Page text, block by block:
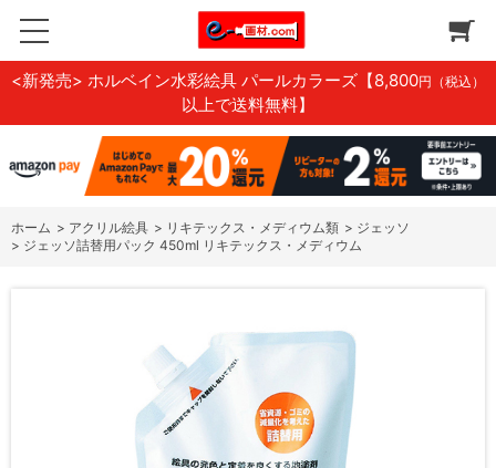
<新発売> ホルベイン水彩絵具 パールカラーズ 【8,800円（税込）
以上で送料無料】
ホーム > アクリル絵具 > リキテックス・メディウム類 > ジェッソ
> ジェッソ詰替用パック 450ml リキテックス・メディウム